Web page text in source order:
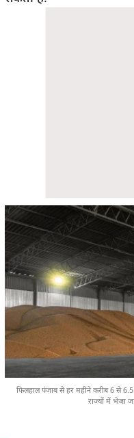
फिलहाल पंजाब से हर महीने करीब 6 से
राज्यों में भेजा